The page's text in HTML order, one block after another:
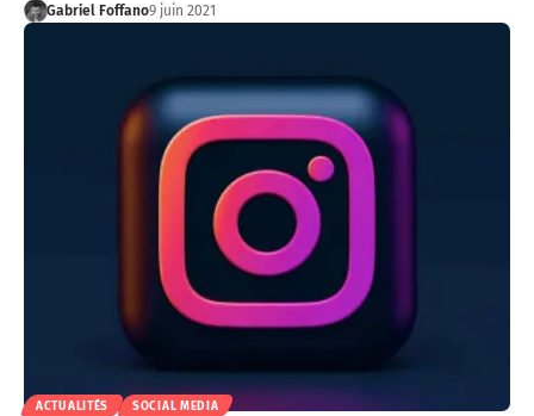
Gabriel Foffano9 juin 2021
ACTUALITÉS SOCIAL MEDIA